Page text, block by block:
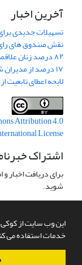
این وب سایت از کوکی
خدمات استفاده می
آخرین اخبار
تسهیلات جدیدی
نقش صندوق های
۸۲ درصد زنان علاقمند به کسب و کارهای خانگی
۱۷ درصد از مدیران شهرداری تهران زنان هستند
لایحه اعطای
Attribution 4.0
License
اشتراک
برای دریافت اخبار
شوید.